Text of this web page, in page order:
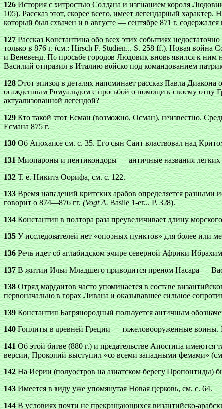
126История с хитростью Солдана и изгнанием короля
105). Рассказ этот, скорее всего, имеет легендарный
который был схвачен и в августе — сентябре 871 г.
127Рассказ Константина обо всех этих событиях
только в 876 г. (см.: Hirsch F. Studien... S. 258 ff.). Новая
и Веневенд. По просьбе городов Людовик вновь явился к ним
Василий отправил в Италию войско под командованием
128Этот эпизод в деталях напоминает рассказ Павла
осажденным Ромуальдом с просьбой о помощи к своему отцу
актуализованной легендой?
129Кто такой этот Есман (возможно, Осман), неизвестно.
Есмана 875 г.
130Об Апохапсе см. с. 35. Его сын Саит властвовал над
131Миопароны и пентикондоры — античные названия легких
132Т. е. Никита Оорифа, см. с. 122.
133Время нападений критских арабов определяется разными
говорит о 874—876 гг.(Vogt A.Basile 1-ег... Р. 328).
134Константин в полтора раза преувеличивает длину
135У исследователей нет «опорных пунктов» для более или
136Речь идет об аглабидском эмире северной Африки
137В житии Ильи Младшего приводится преном Насара —
138Отряд мардаитов часто упоминается в составе
первоначально в горах Ливана и оказывавшее сильное
139Константин Багрянородный пользуется античным
140Гоплиты в древней Греции — тяжеловооруженные воины.
141Об этой битве (880 г.) и предательстве Апостипа имеются
версии, Прокопий выступил «со всеми западными фемами»
142На Иерии (полуостров на азиатском берегу Пропонтиды)
143Имеется в виду уже упомянутая Новая церковь, см. с. 64.
144В условиях почти не прекращающихся византийско-